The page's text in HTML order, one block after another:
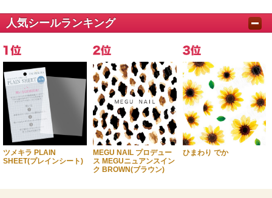
人気シールランキング
ツメキラ PLAIN
SHEET(プレインシート)
MEGU NAIL プロデュー
ス MEGUニュアンスイン
ク BROWN(ブラウン)
ひまわり でか